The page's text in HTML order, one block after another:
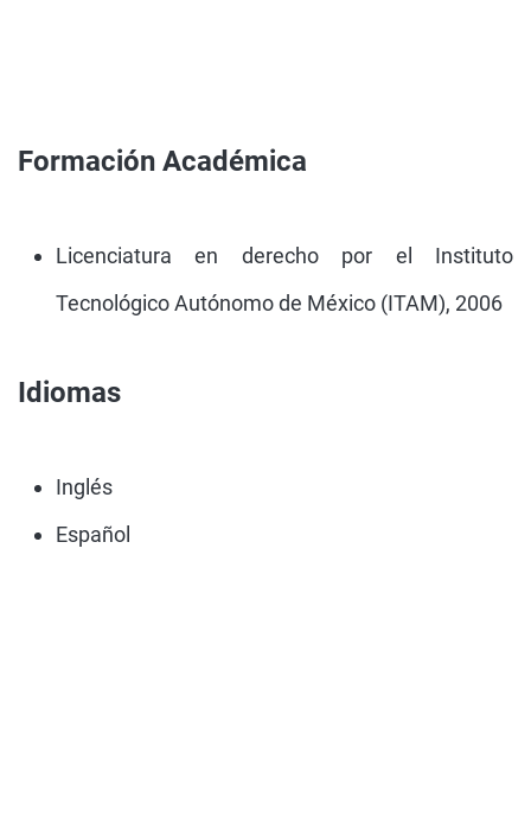
Formación Académica
Licenciatura en derecho por el Instituto
Tecnológico Autónomo de México (ITAM), 2006
Idiomas
Inglés
Español